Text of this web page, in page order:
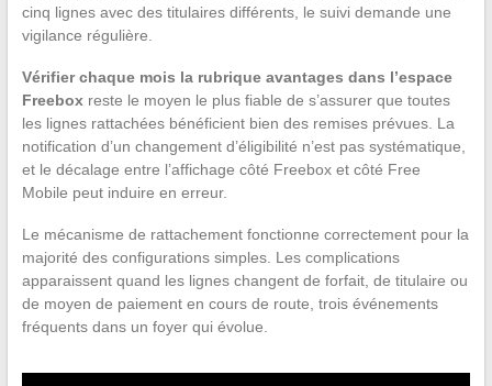
cinq lignes avec des titulaires différents, le suivi demande une
vigilance régulière.
Vérifier chaque mois la rubrique avantages dans l’espace
Freeboxreste le moyen le plus fiable de s’assurer que toutes
les lignes rattachées bénéficient bien des remises prévues. La
notification d’un changement d’éligibilité n’est pas systématique,
et le décalage entre l’affichage côté Freebox et côté Free
Mobile peut induire en erreur.
Le mécanisme de rattachement fonctionne correctement pour la
majorité des configurations simples. Les complications
apparaissent quand les lignes changent de forfait, de titulaire ou
de moyen de paiement en cours de route, trois événements
fréquents dans un foyer qui évolue.